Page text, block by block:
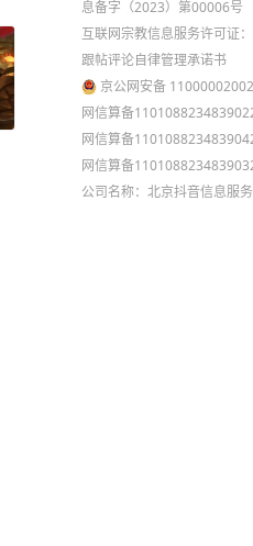
息备字（2023）第00006号
互联网宗教信息服务许可证
跟帖评论自律管理承诺书
京公网安备
网信算备
网信算备
网信算备
公司名称：北京抖音信息服